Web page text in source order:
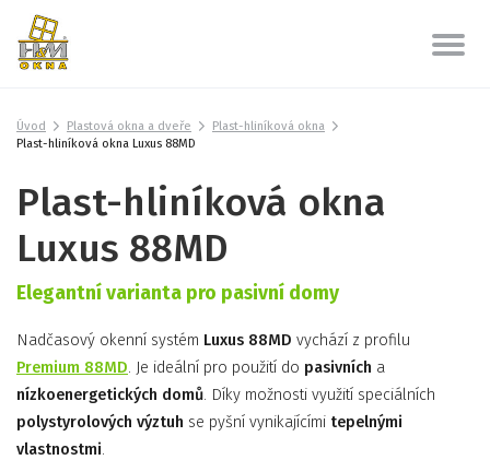
Úvod Plastová okna a dveře
Plast-hliníková okna
Plast-hliníková okna Luxus 88MD
Plast-hliníková okna
Luxus 88MD
Elegantní varianta pro pasivní domy
Nadčasový okenní systém Luxus 88MD vychází z profilu
Premium 88MD. Je ideální pro použití do pasivních a
nízkoenergetických domů. Díky možnosti využití speciálních
polystyrolových výztuh se pyšní vynikajícími tepelnými
vlastnostmi.